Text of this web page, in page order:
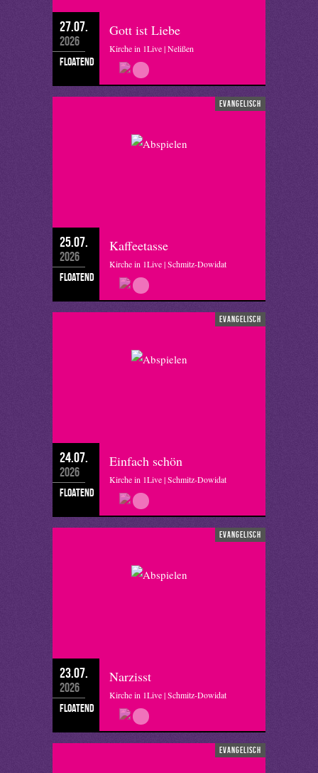
27.07.
2026
floatend
Gott ist Liebe
Kirche in 1Live | Nelißen
evangelisch
25.07.
2026
floatend
Kaffeetasse
Kirche in 1Live | Schmitz-Dowidat
evangelisch
24.07.
2026
floatend
Einfach schön
Kirche in 1Live | Schmitz-Dowidat
evangelisch
23.07.
2026
floatend
Narzisst
Kirche in 1Live | Schmitz-Dowidat
evangelisch